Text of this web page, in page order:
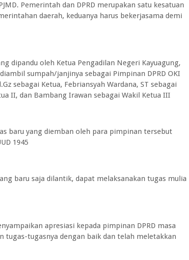
Pemerintah dan DPRD merupakan satu kesatuan
daerah, keduanya harus bekerjasama demi
dipandu oleh Ketua Pengadilan Negeri Kayuagung,
sumpah/janjinya sebagai Pimpinan DPRD OKI
sebagai Ketua, Febriansyah Wardana, ST sebagai
II, dan Bambang Irawan sebagai Wakil Ketua III
baru yang diemban oleh para pimpinan tersebut
1945
baru saja dilantik, dapat melaksanakan tugas mulia
apresiasi kepada pimpinan DPRD masa
tugas-tugasnya dengan baik dan telah meletakkan